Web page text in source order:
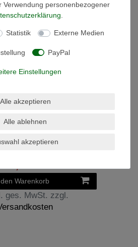
C Click Cover Milchig
Warenkorb
ges. MwSt. zzgl.
Verwendung personenbezogener
Statistik Externe Medien
PayPal
Einstellungen
Alle akzeptieren
Alle ablehnen
akzeptieren